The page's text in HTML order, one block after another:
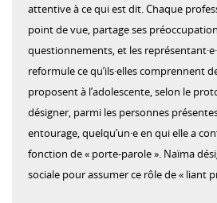
attentive à ce qui est dit. Chaque
point de vue, partage ses
questionnements, et les
reformule ce qu’ils·elles comprennent
proposent à l’adolescente, selon le
désigner, parmi les personnes
entourage, quelqu’un·e en qui elle a
fonction de « porte-parole ». Naïma
sociale pour assumer ce rôle de « liant